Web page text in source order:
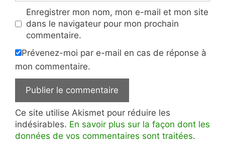
Enregistrer mon nom, mon e-mail et mon site
dans le navigateur pour mon prochain
commentaire.
Prévenez-moi par e-mail en cas de réponse à
mon commentaire.
Ce site utilise Akismet pour réduire les
indésirables. En savoir plus sur la façon dont les
données de vos commentaires sont traitées.